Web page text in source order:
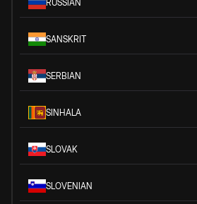
RUSSIAN
SANSKRIT
SERBIAN
SINHALA
SLOVAK
SLOVENIAN